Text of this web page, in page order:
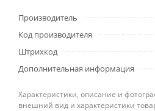
Производитель
Код производителя
Штрихкод
Дополнительная информация
Характеристики, описание и
внешний вид и характеристики